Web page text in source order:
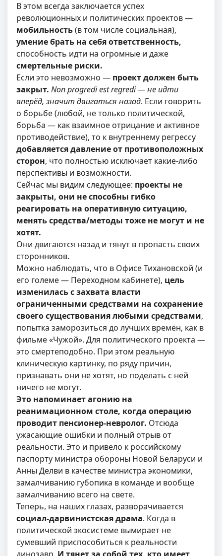
В этом всегда заключается успех
революционных и политических проектов —
мобильность(в том числе социальная),
умение брать на себя ответственность,
способность идти на огромные и даже
смертельные риски.
Если это невозможно — проект должен быть
закрыт. Non progredi est regredi — не идти
вперёд, значит двигаться назад. Если говорить
о борьбе(любой, не только политической,
борьба — как взаимное отрицание и активное
противодействие), то к внутреннему регрессу
добавляется давление от противоположных
сторон, что полностью исключает какие-либо
перспективы и возможности.
Сейчас мы видим следующее: проекты не
закрыты, они не способны гибко
реагировать на оперативную ситуацию,
менять средства/методы тоже не могут и не
хотят.
Они двигаются назад и тянут в пропасть своих
сторонников.
Можно наблюдать, что в Офисе Тихановской (и
его големе — Переходном кабинете), цель
изменилась с захвата власти
ограниченными средствами на сохранение
своего существования любыми средствами,
попытка заморозиться до лучших времён, как в
фильме «Чужой». Для политического проекта —
это смертеподобно. При этом реальную
клиническую картинку, по ряду причин,
признавать они не хотят, но поделать с ней
ничего не могут.
Это напоминает агонию на
реанимационном столе, когда операцию
проводит пенсионер-невролог. Отсюда
ужасающие ошибки и полный отрыв от
реальности. Это и привело к российскому
паспорту министра обороны Новой Беларуси и
Анны Делви в качестве министра экономики,
замалчиванию губопика в команде и вообще
замалчиванию всего на свете.
Теперь, на наших глазах, разворачивается
социал-дарвинистская драма. Когда в
политической экосистеме вымирает не
сумевший приспособиться к реальности